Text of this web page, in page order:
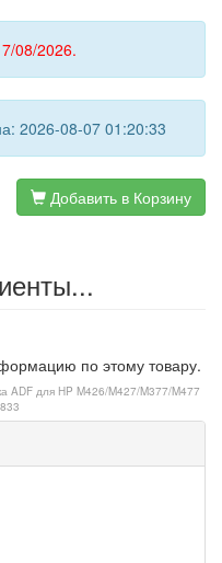
08/2026.
2026-08-07 01:20:33
Добавить в Корзину
по этому товару.
ADF для HP M426/M427/M377/M477